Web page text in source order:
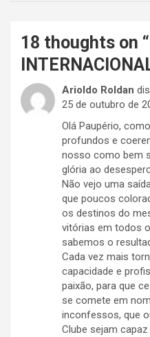
18 thoughts on “
Arioldo Roldan
25 de outubro de
Olá Paupério,
profundos e
nosso como bem
glória ao
Não vejo uma
que poucos
os destinos do
vitórias em todos
sabemos o
Cada vez mais
capacidade e
paixão, para que
se comete em
inconfessos, que
Clube sejam capaz